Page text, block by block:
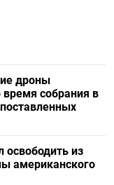
дроны
время собрания в
освободить из
американского